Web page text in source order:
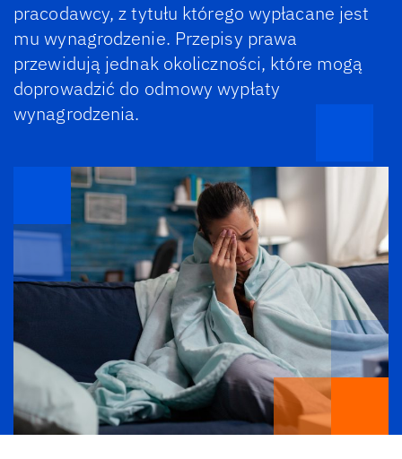
pracodawcy, z tytułu którego wypłacane jest
mu wynagrodzenie. Przepisy prawa
przewidują jednak okoliczności, które mogą
doprowadzić do odmowy wypłaty
wynagrodzenia.